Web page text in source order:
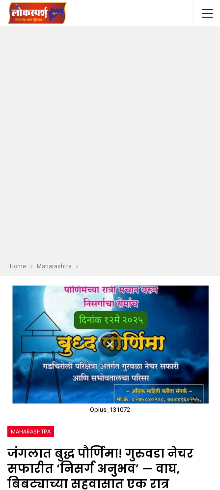
Home Maharashtra
Oplus_131072
MAHARASHTRA
जंगलात बुद्ध पौर्णिमा! गुरुवडा नेचर
सफारीत ‘निसर्ग अनुभव’ — वाघ,
बिबट्याच्या सहवासात एक रात्र